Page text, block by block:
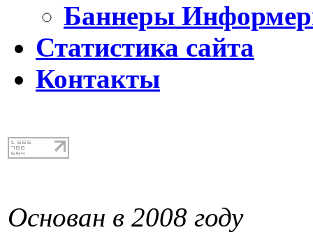
Баннеры
Статистика сайта
Контакты
Основан в 2008 году